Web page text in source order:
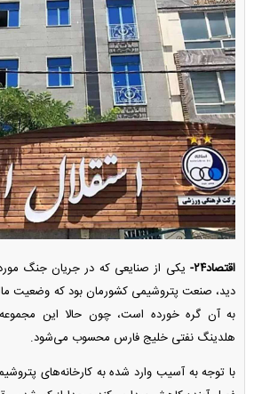
اقتصاد۲۴-
یکی از صنایعی که در جریان جنگ
دید، صنعت پتروشیمی کشورمان بود که وضعیت
به آن گره خورده است، چون حالا این مجموعه
هلدینگ نفتی خلیج فارس محسوب می‌شود.
با توجه به آسیب وارد شده به کارخانه‌های